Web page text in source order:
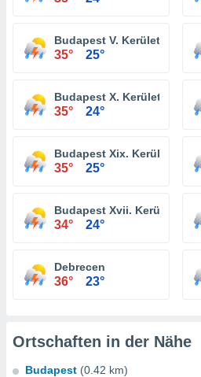
Budapest V. Kerület
35° 25°
Budapest X. Kerület
35° 24°
Budapest Xix. Kerület
35° 25°
Budapest Xvii. Kerület
34° 24°
Debrecen
36° 23°
Ortschaften in der Nähe
Budapest (0.42 km)